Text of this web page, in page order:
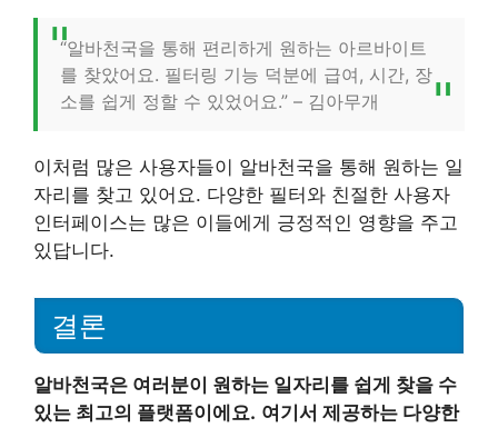
“알바천국을 통해 편리하게 원하는 아르바이트
를 찾았어요. 필터링 기능 덕분에 급여, 시간, 장
소를 쉽게 정할 수 있었어요.” – 김아무개
이처럼 많은 사용자들이 알바천국을 통해 원하는 일
자리를 찾고 있어요. 다양한 필터와 친절한 사용자
인터페이스는 많은 이들에게 긍정적인 영향을 주고
있답니다.
결론
알바천국은 여러분이 원하는 일자리를 쉽게 찾을 수
있는 최고의 플랫폼이에요. 여기서 제공하는 다양한